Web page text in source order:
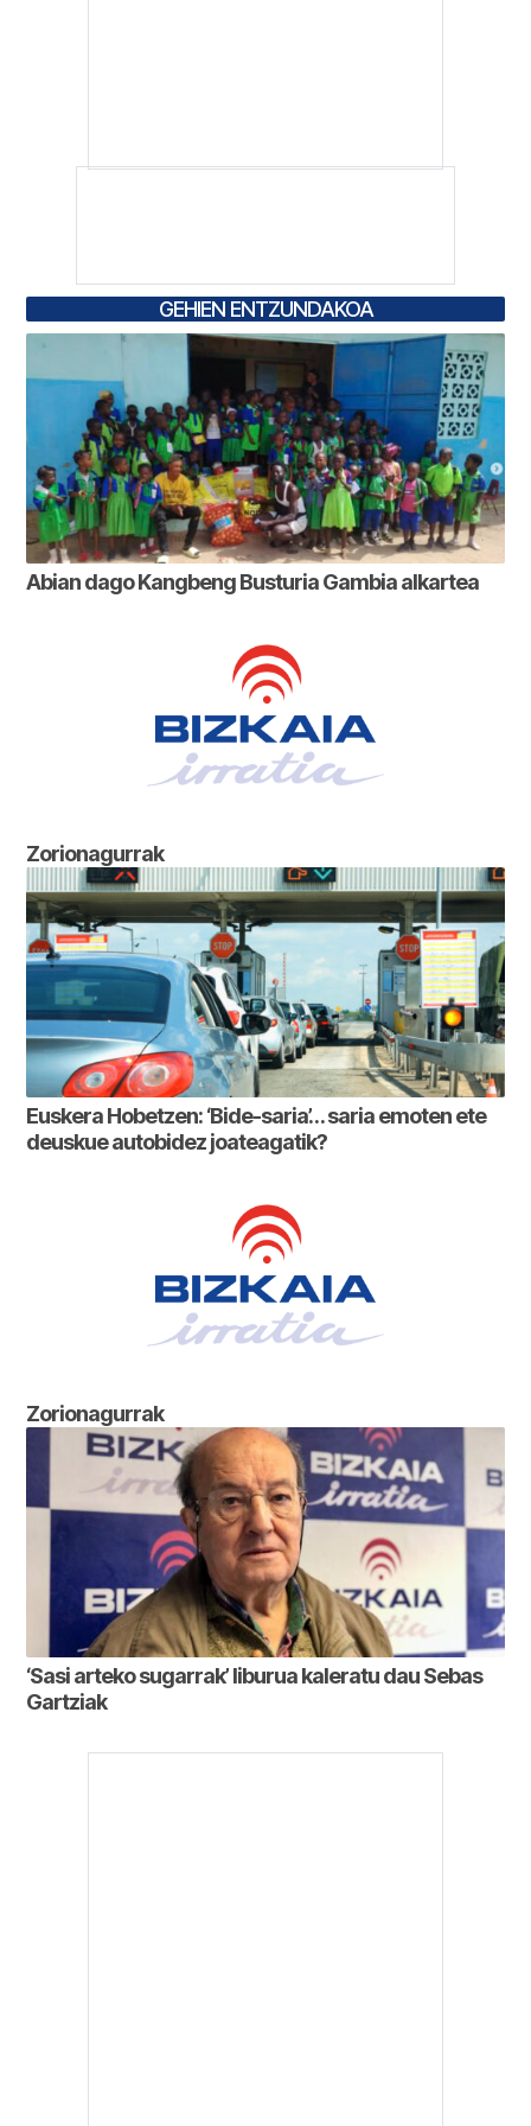
GEHIEN ENTZUNDAKOA
Abian dago Kangbeng Busturia Gambia alkartea
Zorionagurrak
Euskera Hobetzen: ‘Bide-saria’… saria emoten ete
deuskue autobidez joateagatik?
Zorionagurrak
‘Sasi arteko sugarrak’ liburua kaleratu dau Sebas
Gartziak